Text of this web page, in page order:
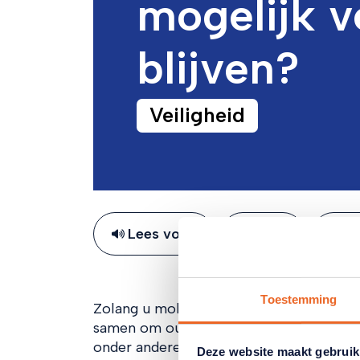
Toestemming
Deze website maakt
mogelijk
blijven?
Veiligheid
Lees voor
Zolang u mobiel bent, heeft u vrijheid.
samen om ouderen te stimuleren om
onder andere ANBO-PCOB, de ANWB,